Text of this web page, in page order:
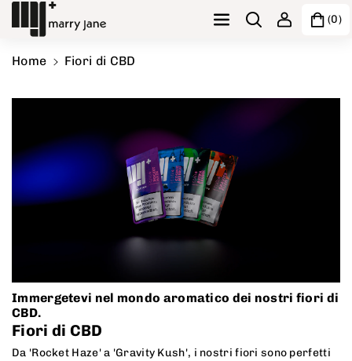
Vai direttamente ai contenuti (0)
Home Fiori di CBD
Immergetevi nel mondo aromatico dei nostri fiori di
CBD.
Fiori di CBD
Da 'Rocket Haze' a 'Gravity Kush', i nostri fiori sono perfetti